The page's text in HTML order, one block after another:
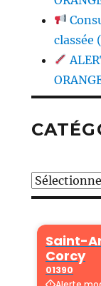
classée
Catégories